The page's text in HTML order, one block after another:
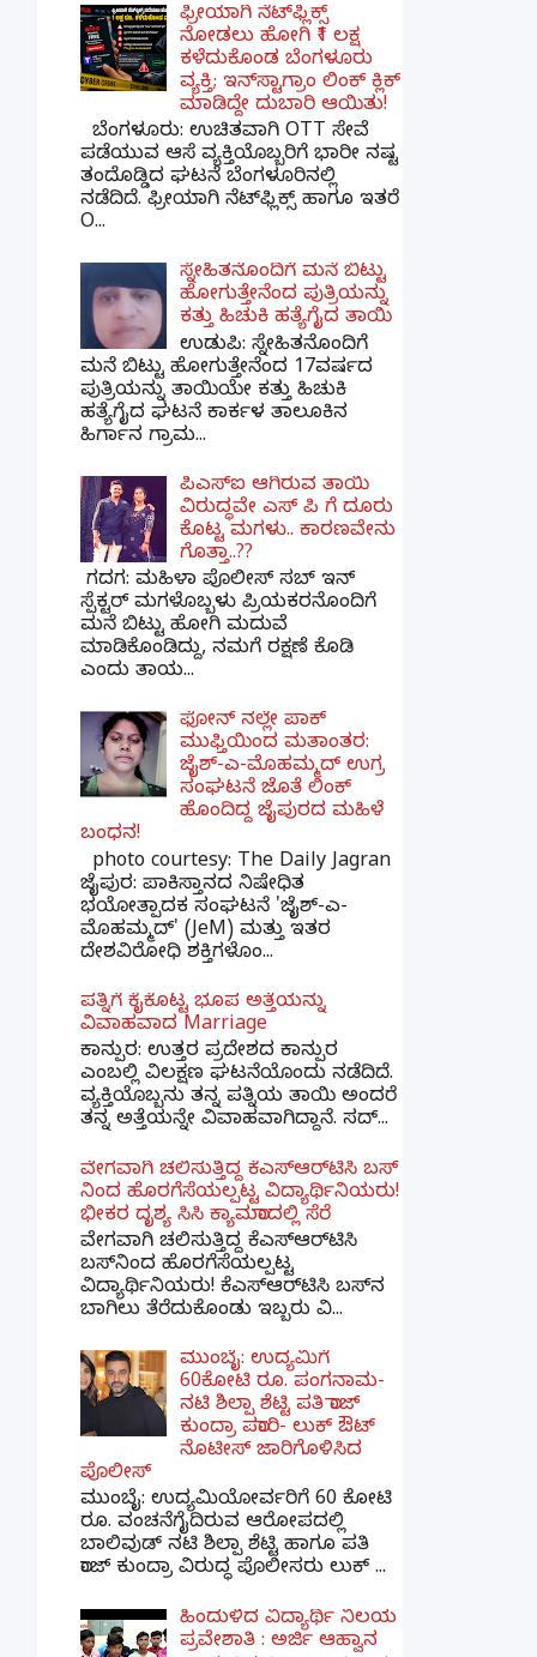
ಫ್ರೀಯಾಗಿ ನೆಟ್‌ಫ್ಲಿಕ್ಸ್
ನೋಡಲು ಹೋಗಿ ₹1 ಲಕ್ಷ
ಕಳೆದುಕೊಂಡ ಬೆಂಗಳೂರು
ವ್ಯಕ್ತಿ; ಇನ್‌ಸ್ಟಾಗ್ರಾಂ ಲಿಂಕ್ ಕ್ಲಿಕ್
ಮಾಡಿದ್ದೇ ದುಬಾರಿ ಆಯಿತು!
ಬೆಂಗಳೂರು: ಉಚಿತವಾಗಿ OTT ಸೇವೆ
ಪಡೆಯುವ ಆಸೆ ವ್ಯಕ್ತಿಯೊಬ್ಬರಿಗೆ ಭಾರೀ ನಷ್ಟ
ತಂದೊಡ್ಡಿದ ಘಟನೆ ಬೆಂಗಳೂರಿನಲ್ಲಿ
ನಡೆದಿದೆ. ಫ್ರೀಯಾಗಿ ನೆಟ್‌ಫ್ಲಿಕ್ಸ್ ಹಾಗೂ ಇತರೆ
O...
ಸ್ನೇಹಿತನೊಂದಿಗೆ ಮನೆ ಬಿಟ್ಟು
ಹೋಗುತ್ತೇನೆಂದ ಪುತ್ರಿಯನ್ನು
ಕತ್ತು ಹಿಚುಕಿ ಹತ್ಯೆಗೈದ ತಾಯಿ
ಉಡುಪಿ: ಸ್ನೇಹಿತನೊಂದಿಗೆ
ಮನೆ ಬಿಟ್ಟು ಹೋಗುತ್ತೇನೆಂದ 17ವರ್ಷದ
ಪುತ್ರಿಯನ್ನು ತಾಯಿಯೇ ಕತ್ತು ಹಿಚುಕಿ
ಹತ್ಯೆಗೈದ ಘಟನೆ ಕಾರ್ಕಳ ತಾಲೂಕಿನ
ಹಿರ್ಗಾನ ಗ್ರಾಮ...
ಪಿಎಸ್​ಐ ಆಗಿರುವ ತಾಯಿ
ವಿರುದ್ಧವೇ ಎಸ್ ಪಿ ಗೆ ದೂರು
ಕೊಟ್ಟ ಮಗಳು.. ಕಾರಣವೇನು
ಗೊತ್ತಾ..??
ಗದಗ​: ಮಹಿಳಾ ಪೊಲೀಸ್​ ಸಬ್ ​ಇನ್​
ಸ್ಪೆಕ್ಟರ್​ ಮಗಳೊಬ್ಬಳು ಪ್ರಿಯಕರನೊಂದಿಗೆ
ಮನೆ ಬಿಟ್ಟು ಹೋಗಿ ಮದುವೆ
ಮಾಡಿಕೊಂಡಿದ್ದು, ನಮಗೆ ರಕ್ಷಣೆ ಕೊಡಿ
ಎಂದು ತಾಯ...
ಫೋನ್ ನಲ್ಲೇ ಪಾಕ್
ಮುಫ್ತಿಯಿಂದ ಮತಾಂತರ:
ಜೈಶ್-ಎ-ಮೊಹಮ್ಮದ್ ಉಗ್ರ
ಸಂಘಟನೆ ಜೊತೆ ಲಿಂಕ್
ಹೊಂದಿದ್ದ ಜೈಪುರದ ಮಹಿಳೆ
ಬಂಧನ!
photo courtesy: The Daily Jagran
ಜೈಪುರ: ಪಾಕಿಸ್ತಾನದ ನಿಷೇಧಿತ
ಭಯೋತ್ಪಾದಕ ಸಂಘಟನೆ 'ಜೈಶ್-ಎ-
ಮೊಹಮ್ಮದ್' (JeM) ಮತ್ತು ಇತರ
ದೇಶವಿರೋಧಿ ಶಕ್ತಿಗಳೊಂ...
ಪತ್ನಿಗೆ ಕೈಕೊಟ್ಟ ಭೂಪ ಅತ್ತೆಯನ್ನು
ವಿವಾಹವಾದ Marriage
ಕಾನ್ಪುರ: ಉತ್ತರ ಪ್ರದೇಶದ ಕಾನ್ಪುರ
ಎಂಬಲ್ಲಿ ವಿಲಕ್ಷಣ ಘಟನೆಯೊಂದು ನಡೆದಿದೆ.
ವ್ಯಕ್ತಿಯೊಬ್ಬನು ತನ್ನ ಪತ್ನಿಯ ತಾಯಿ ಅಂದರೆ
ತನ್ನ ಅತ್ತೆಯನ್ನೇ ವಿವಾಹವಾಗಿದ್ದಾನೆ. ಸದ್...
ವೇಗವಾಗಿ ಚಲಿಸುತ್ತಿದ್ದ ಕೆಎಸ್​ಆರ್​ಟಿಸಿ ಬಸ್​
ನಿಂದ ಹೊರಗೆಸೆಯಲ್ಪಟ್ಟ ವಿದ್ಯಾರ್ಥಿನಿಯರು!
ಭೀಕರ ದೃಶ್ಯ ಸಿಸಿ ಕ್ಯಾಮರಾದಲ್ಲಿ ಸೆರೆ
ವೇಗವಾಗಿ ಚಲಿಸುತ್ತಿದ್ದ ಕೆಎಸ್‌ಆರ್‌ಟಿಸಿ
ಬಸ್‌ನಿಂದ ಹೊರಗೆಸೆಯಲ್ಪಟ್ಟ
ವಿದ್ಯಾರ್ಥಿನಿಯರು! ಕೆಎಸ್‌ಆರ್‌ಟಿಸಿ ಬಸ್‌ನ
ಬಾಗಿಲು ತೆರೆದುಕೊಂಡು ಇಬ್ಬರು ವಿ...
ಮುಂಬೈ: ಉದ್ಯಮಿಗೆ
60ಕೋಟಿ ರೂ. ಪಂಗನಾಮ-
ನಟಿ ಶಿಲ್ಪಾ ಶೆಟ್ಟಿ ಪತಿ ರಾಜ್
ಕುಂದ್ರಾ ಪರಾರಿ- ಲುಕ್ ಔಟ್
ನೊಟೀಸ್ ಜಾರಿಗೊಳಿಸಿದ
ಪೊಲೀಸ್
ಮುಂಬೈ: ಉದ್ಯಮಿಯೋರ್ವರಿಗೆ 60 ಕೋಟಿ
ರೂ. ವಂಚನೆಗೈದಿರುವ ಆರೋಪದಲ್ಲಿ
ಬಾಲಿವುಡ್ ನಟಿ ಶಿಲ್ಪಾ ಶೆಟ್ಟಿ ಹಾಗೂ ಪತಿ
ರಾಜ್ ಕುಂದ್ರಾ ವಿರುದ್ಧ ಪೊಲೀಸರು ಲುಕ್ ...
ಹಿಂದುಳಿದ ವಿದ್ಯಾರ್ಥಿ ನಿಲಯ
ಪ್ರವೇಶಾತಿ : ಅರ್ಜಿ ಆಹ್ವಾನ